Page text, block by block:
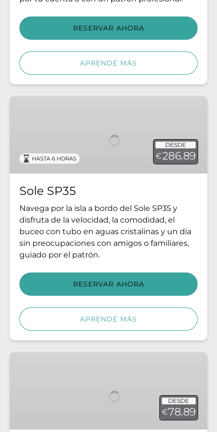
RESERVAR AHORA
APRENDE MÁS
DESDE
€286.89
HASTA 6 HORAS
Sole SP35
Navega por la isla a bordo del Sole SP35 y
disfruta de la velocidad, la comodidad, el
buceo con tubo en aguas cristalinas y un día
sin preocupaciones con amigos o familiares,
guiado por el patrón.
RESERVAR AHORA
APRENDE MÁS
DESDE
€78.89